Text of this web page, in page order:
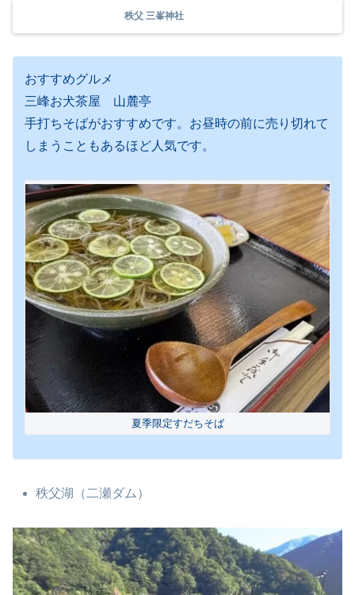
秩父 三峯神社
おすすめグルメ
三峰お犬茶屋 山麓亭
手打ちそばがおすすめです。お昼時の前に売り切れて
しまうこともあるほど人気です。
夏季限定すだちそば
秩父湖（二瀬ダム）